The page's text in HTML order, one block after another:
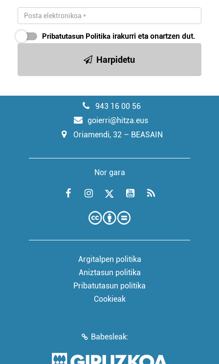
Pribatutasun Politika irakurri eta onartzen dut.
Harpidetu
943 16 00 56
goierri@hitza.eus
Oriamendi, 32 – BEASAIN
Nor gara
Argitalpen politika
Aniztasun politika
Pribatutasun politika
Cookieak
Babesleak: